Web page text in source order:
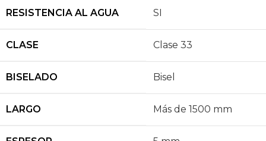
RESISTENCIA AL AGUA SI
CLASE Clase 33
BISELADO Bisel
LARGO Más de 1500 mm